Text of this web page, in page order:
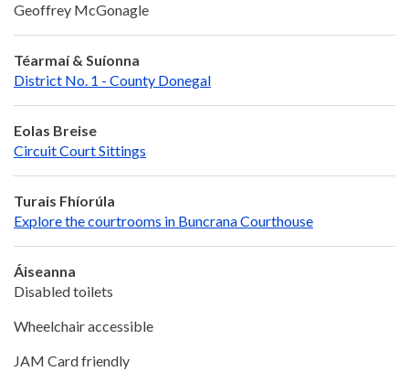
Geoffrey McGonagle
Téarmaí & Suíonna
District No. 1 - County Donegal
Eolas Breise
Circuit Court Sittings
Turais Fhíorúla
Explore the courtrooms in Buncrana Courthouse
Áiseanna
Disabled toilets
Wheelchair accessible
JAM Card friendly